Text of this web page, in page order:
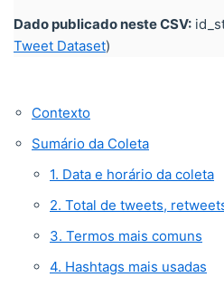
Dado publicado neste CSV:
Tweet Dataset)
Contexto
Sumário da Coleta
1. Data e horário da coleta
2. Total de tweets,
3. Termos mais comuns
4. Hashtags mais usadas